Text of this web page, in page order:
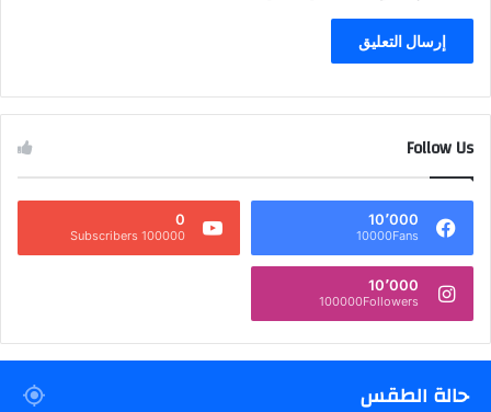
Follow Us
10٬000
10000Fans
0
100000 Subscribers
10٬000
100000Followers
حالة الطقس